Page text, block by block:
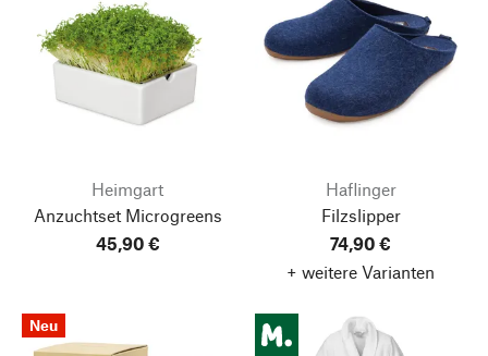
Heimgart
Anzuchtset Microgreens
45,90 €
Haflinger
Filzslipper
74,90 €
+ weitere Varianten
Neu